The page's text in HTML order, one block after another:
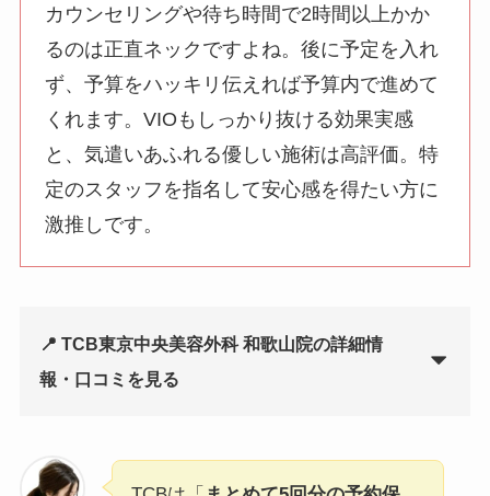
カウンセリングや待ち時間で2時間以上かか
るのは正直ネックですよね。後に予定を入れ
ず、予算をハッキリ伝えれば予算内で進めて
くれます。VIOもしっかり抜ける効果実感
と、気遣いあふれる優しい施術は高評価。特
定のスタッフを指名して安心感を得たい方に
激推しです。
📍 TCB東京中央美容外科 和歌山院の詳細情
報・口コミを見る